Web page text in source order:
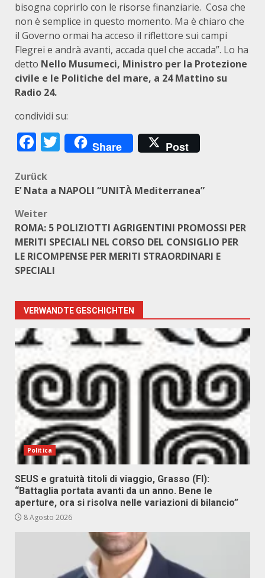
bisogna coprirlo con le risorse finanziarie. Cosa che
non è semplice in questo momento. Ma è chiaro che
il Governo ormai ha acceso il riflettore sui campi
Flegrei e andrà avanti, accada quel che accada”. Lo ha
detto Nello Musumeci, Ministro per la Protezione
civile e le Politiche del mare, a 24 Mattino su
Radio 24.
condividi su:
Facebook
Twitter
Share Post
Beitragsnavigation
Zurück
E’ Nata a NAPOLI “UNITÀ Mediterranea”
Weiter
ROMA: 5 POLIZIOTTI AGRIGENTINI PROMOSSI PER
MERITI SPECIALI NEL CORSO DEL CONSIGLIO PER
LE RICOMPENSE PER MERITI STRAORDINARI E
SPECIALI
VERWANDTE GESCHICHTEN
Politica
SEUS e gratuità titoli di viaggio, Grasso (FI):
“Battaglia portata avanti da un anno. Bene le
aperture, ora si risolva nelle variazioni di bilancio”
8 Agosto 2026